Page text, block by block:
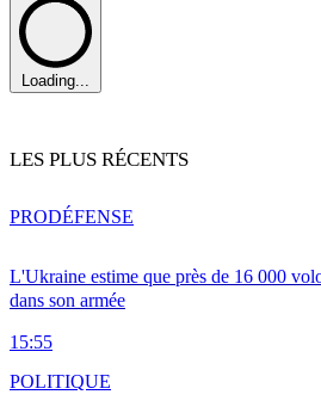
Loading...
LES PLUS RÉCENTS
L'Ukraine estime que près de 16 000
dans son armée
15:55
PRODÉFENSE
POLITIQUE